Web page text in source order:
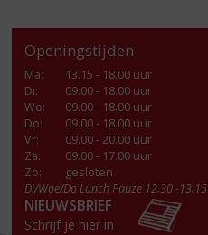
Openingstijden
Ma:
13.15 - 18.00 uur
Di:
09.00 - 18.00 uur
Wo:
09.00 - 18.00 uur
Do:
09.00 - 18.00 uur
Vr:
09.00 - 20.00 uur
Za:
09.00 - 17.00 uur
Zo:
gesloten
Di/Woe/Do Lunch Pauze 12.30 -13.15
NIEUWSBRIEF
Schrijf je hier in